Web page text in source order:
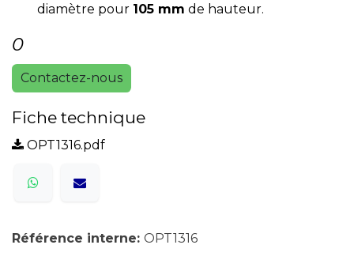
diamètre pour 105 mm de hauteur.
0
Contactez-nous
Fiche technique
OPT1316.pdf
Référence interne: OPT1316